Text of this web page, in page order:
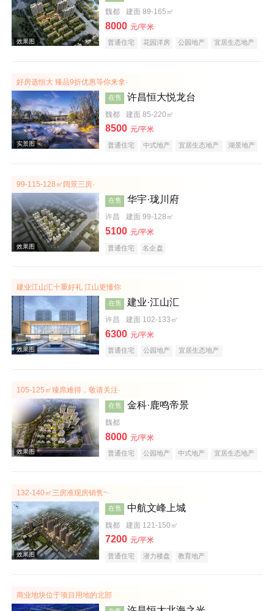
效果图
效果图
魏都 建面 89-165㎡
8000 元/平米
普通住宅 花园洋房 公园地产
宜居生态地产
好房选恒大 臻品9折优惠等你来拿·
实景图
在售 许昌恒大悦龙台
魏都 建面 85-220㎡
8500 元/平米
普通住宅 中式地产 宜居生态地产
湖景地产
99-115-128㎡阔景三房·
效果图
在售 华宇·珑川府
许昌 建面 99-128㎡
5100 元/平米
普通住宅 名企盘
建业江山汇十重好礼 江山更懂你
在售 建业·江山汇
许昌 建面 102-133㎡
6300 元/平米
普通住宅 公园地产 宜居生态地产
105-125㎡臻席难得，敬请关注·
在售 金科·鹿鸣帝景
魏都
8000 元/平米
普通住宅 公园地产 中式地产
宜居生态地产
132-140㎡三房准现房销售~·
在售 中航文峰上城
魏都 建面 121-150㎡
7200 元/平米
普通住宅 潜力楼盘 教育地产
商业地块位于项目用地的北部